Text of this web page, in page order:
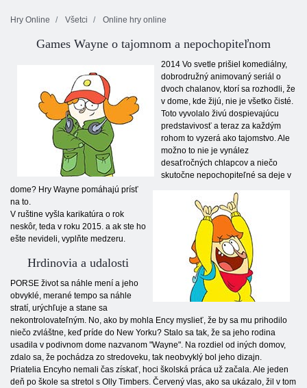
Hry Online Všetci Online hry online
Games Wayne o tajomnom a nepochopiteľnom
2014 Vo svetle prišiel komediálny,
dobrodružný animovaný seriál o
dvoch chalanov, ktorí sa rozhodli, že
v dome, kde žijú, nie je všetko čisté.
Toto vyvolalo živú dospievajúcu
predstavivosť a teraz za každým
rohom to vyzerá ako tajomstvo. Ale
možno to nie je vynález
desaťročných chlapcov a niečo
skutočne nepochopiteľné sa deje v
dome? Hry Wayne pomáhajú prísť
na to.
V ruštine vyšla karikatúra o rok
neskôr, teda v roku 2015. a ak ste ho
ešte nevideli, vyplňte medzeru.
Hrdinovia a udalosti
PORSE život sa náhle mení a jeho
obvyklé, merané tempo sa náhle
stratí, urýchľuje a stane sa
nekontrolovateľným. No, ako by mohla Ency myslieť, že by sa mu prihodilo
niečo zvláštne, keď príde do New Yorku? Stalo sa tak, že sa jeho rodina
usadila v podivnom dome nazvanom "Wayne". Na rozdiel od iných domov,
zdalo sa, že pochádza zo stredoveku, tak neobvyklý bol jeho dizajn.
Priatelia Encyho nemali čas získať, hoci školská práca už začala. Ale jeden
deň po škole sa stretol s Olly Timbers. Červený vlas, ako sa ukázalo, žil v tom